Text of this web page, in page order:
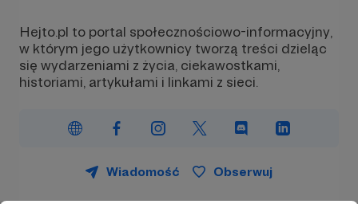
Hejto.pl to portal społecznościowo-informacyjny,
w którym jego użytkownicy tworzą treści dzieląc
się wydarzeniami z życia, ciekawostkami,
historiami, artykułami i linkami z sieci.
Wiadomość Obserwuj